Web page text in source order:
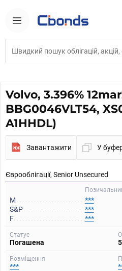
Volvo, 3.396%
BBG0046VLT54,
A1HHDL)
Завантажити У
Єврооблігації, Senior Unsecured
M
***
S&P
***
F
***
Статус
Погашена
Розміщення
***